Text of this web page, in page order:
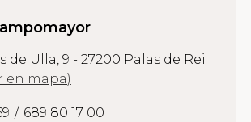
de Ulla, 9 - 27200 Palas de Rei
en mapa)
689 80 17 00